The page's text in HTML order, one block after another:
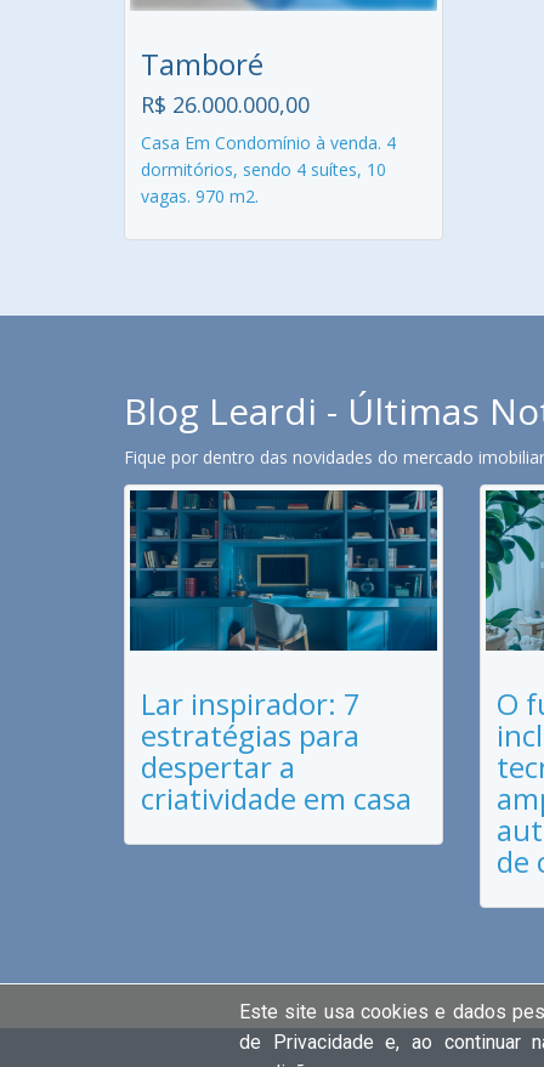
Tamboré
R$ 26.000.000,00
Casa Em Condomínio à venda. 4
dormitórios, sendo 4 suítes, 10
vagas. 970 m2.
Blog Leardi - Últimas
Fique por dentro das novidades do mercado
Lar inspirador: 7
estratégias para
despertar a
criatividade em casa
O
de
Este site usa cookies e dados
de Privacidade e, ao continuar